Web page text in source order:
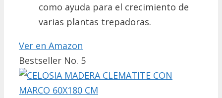
como ayuda para el crecimiento de
varias plantas trepadoras.
Ver en Amazon
Bestseller No. 5